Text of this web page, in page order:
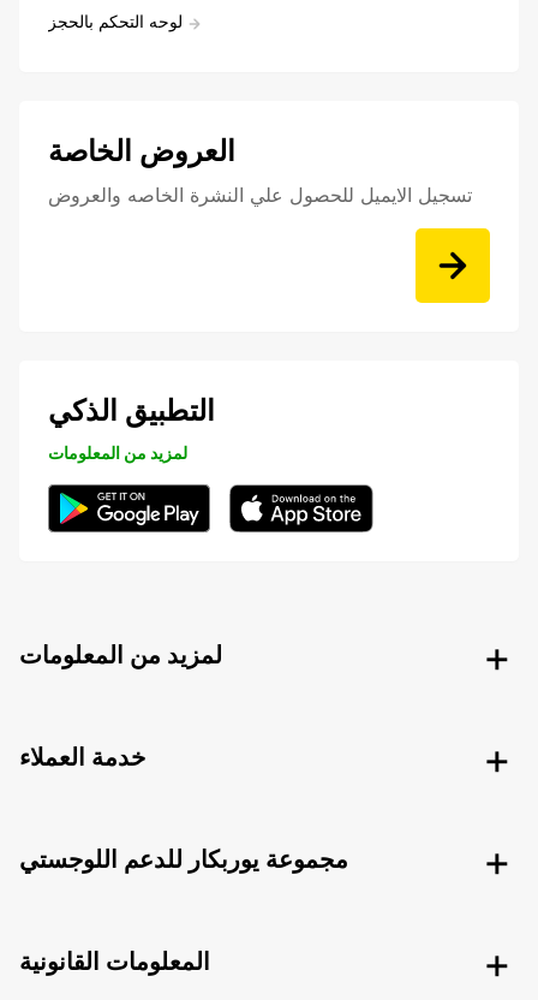
لوحه التحكم بالحجز
العروض الخاصة
تسجيل الايميل للحصول علي النشرة الخاصه والعروض
التطبيق الذكي
لمزيد من المعلومات
لمزيد من المعلومات
خدمة العملاء
مجموعة يوربكار للدعم اللوجستي
المعلومات القانونية